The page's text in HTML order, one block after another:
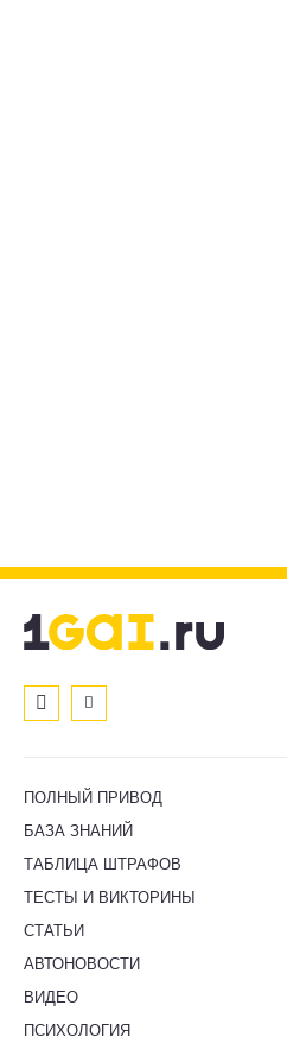
ПОЛНЫЙ ПРИВОД
БАЗА ЗНАНИЙ
ТАБЛИЦА ШТРАФОВ
ТЕСТЫ И ВИКТОРИНЫ
СТАТЬИ
АВТОНОВОСТИ
ВИДЕО
ПСИХОЛОГИЯ